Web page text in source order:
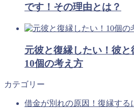
です！その理由とは？
元彼と復縁したい！彼
10個の考え方
カテゴリー
借金が別れの原因！復縁する